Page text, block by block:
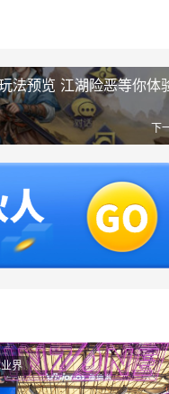
法预览 江湖险恶等你体
下
界